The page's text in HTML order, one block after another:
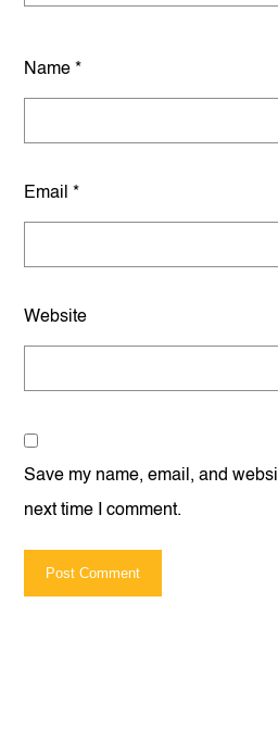
Name *
Email *
Website
Save my name, email, and
next time I comment.
Post Comment